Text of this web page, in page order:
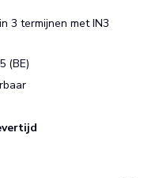
3 termijnen met IN3
(BE)